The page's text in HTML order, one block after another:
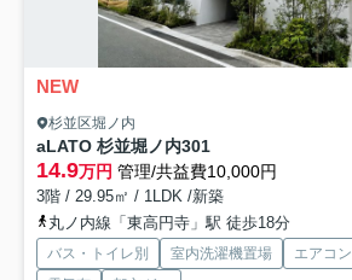
NEW
杉並区堀ノ内
aLATO 杉並堀ノ内301
14.9万円 管理/共益費10,000円
3階 / 29.95㎡ / 1LDK /新築
丸ノ内線「東高円寺」駅 徒歩18分
バス・トイレ別 室内洗濯機置場 エアコン